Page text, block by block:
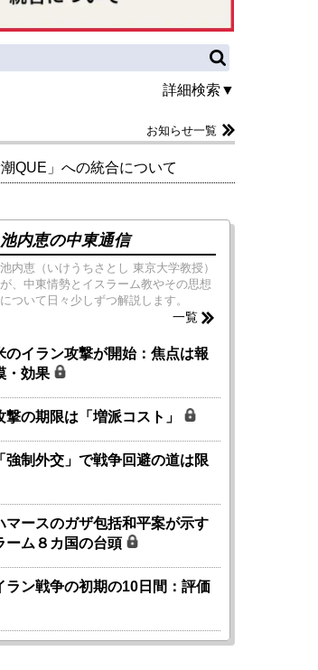
詳細検索▼
お知らせ一覧
QUE」への統合について
池内恵の中東通信
池内恵（いけうちさとし 東京大学教授）
が、中東情勢とイスラーム教やその思想
について日々少しずつ解説します。
一覧
のイラン攻撃が開始：焦点は報
・効果
撃の期限は「増派コスト」
強制外交」で戦争回避の道は限
マースのガザ包括和平案が示す
ーム８カ国の台頭
ラン戦争の初期の10日間：評価